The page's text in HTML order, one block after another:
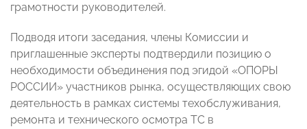
грамотности руководителей.
Подводя итоги заседания, члены Комиссии и
приглашенные эксперты подтвердили позицию о
необходимости объединения под эгидой «ОПОРЫ
РОССИИ» участников рынка, осуществляющих свою
деятельность в рамках системы техобслуживания,
ремонта и технического осмотра ТС в